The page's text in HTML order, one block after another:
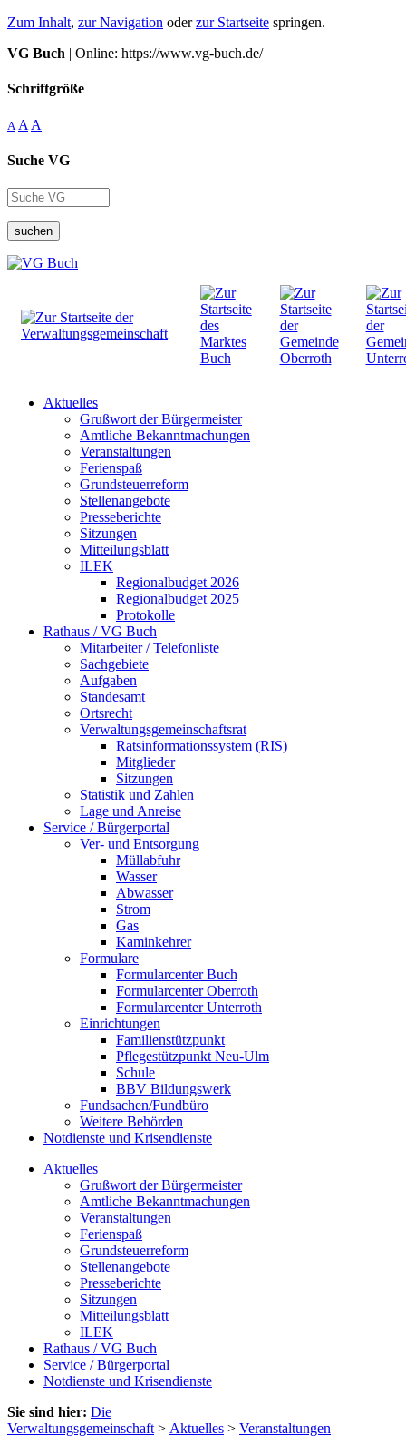
Zum Inhalt, zur Navigation oderzur Startseite springen.
VG Buch | Online: https://www.vg-buch.de/
Schriftgröße
A A A
Suche VG
suchen
Aktuelles
Grußwort der Bürgermeister
Amtliche Bekanntmachungen
Veranstaltungen
Ferienspaß
Grundsteuerreform
Stellenangebote
Presseberichte
Sitzungen
Mitteilungsblatt
ILEK
Regionalbudget 2026
Regionalbudget 2025
Protokolle
Rathaus / VG Buch
Mitarbeiter / Telefonliste
Sachgebiete
Aufgaben
Standesamt
Ortsrecht
Verwaltungsgemeinschaftsrat
Ratsinformationssystem (RIS)
Mitglieder
Sitzungen
Statistik und Zahlen
Lage und Anreise
Service / Bürgerportal
Ver- und Entsorgung
Müllabfuhr
Wasser
Abwasser
Strom
Gas
Kaminkehrer
Formulare
Formularcenter Buch
Formularcenter Oberroth
Formularcenter Unterroth
Einrichtungen
Familienstützpunkt
Pflegestützpunkt Neu-Ulm
Schule
BBV Bildungswerk
Fundsachen/Fundbüro
Weitere Behörden
Notdienste und Krisendienste
Aktuelles
Grußwort der Bürgermeister
Amtliche Bekanntmachungen
Veranstaltungen
Ferienspaß
Grundsteuerreform
Stellenangebote
Presseberichte
Sitzungen
Mitteilungsblatt
ILEK
Rathaus / VG Buch
Service / Bürgerportal
Notdienste und Krisendienste
Sie sind hier: Die
Verwaltungsgemeinschaft > Aktuelles > Veranstaltungen